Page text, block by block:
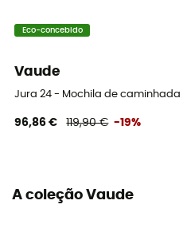
Compartiment principal
Eco-concebido
Vaude
Jura 24 - Mochila de caminhada
96,86 € 119,90 € -19%
A coleção Vaude